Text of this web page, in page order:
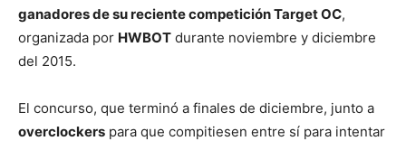
ganadores de su reciente competición Target OC,
organizada por HWBOT durante noviembre y diciembre
del 2015.
El concurso, que terminó a finales de diciembre, junto a
overclockers para que compitiesen entre sí para intentar